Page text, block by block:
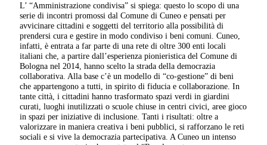
L’ “Amministrazione condivisa” si spiega: questo lo scopo di una
serie di incontri promossi dal Comune di Cuneo e pensati per
avvicinare cittadini e soggetti del territorio alla possibilità di
prendersi cura e gestire in modo condiviso i beni comuni. Cuneo,
infatti, è entrata a far parte di una rete di oltre 300 enti locali
italiani che, a partire dall’esperienza pionieristica del Comune di
Bologna nel 2014, hanno scelto la strada della democrazia
collaborativa. Alla base c’è un modello di “co-gestione” di beni
che appartengono a tutti, in spirito di fiducia e collaborazione. In
tante città, i cittadini hanno trasformato spazi verdi in giardini
curati, luoghi inutilizzati o scuole chiuse in centri civici, aree gioco
in spazi per iniziative di inclusione. Tanti i risultati: oltre a
valorizzare in maniera creativa i beni pubblici, si rafforzano le reti
sociali e si vive la democrazia partecipativa. A Cuneo un intenso